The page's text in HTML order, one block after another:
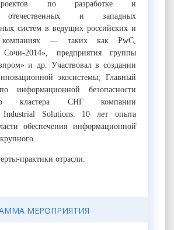
по разработке и
отечественных и западных
систем в ведущих российских и
компаниях — таких как PwC,
Сочи-2014», предприятия группы
и др. Участвовал в создании
экосистемы; Главный
информационной безопасности
кластера СНГ компании
Industrial Solutions. 10 лет опыта
обеспечения информационной̆
практики отрасли.
МЕРОПРИЯТИЯ